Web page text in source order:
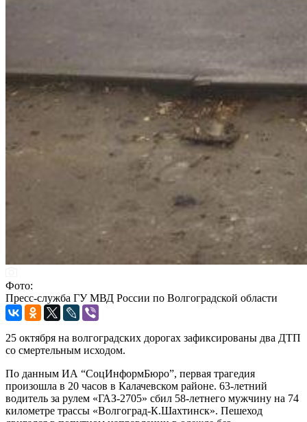
Фото:
Пресс-служба ГУ МВД России по Волгоградской области
25 октября на волгоградских дорогах зафиксированы два ДТП
со смертельным исходом.
По данным ИА “СоцИнформБюро”, первая трагедия
произошла в 20 часов в Калачевском районе. 63-летний
водитель за рулем «ГАЗ-2705» сбил 58-летнего мужчину на 74
километре трассы «Волгоград-К.Шахтинск». Пешеход